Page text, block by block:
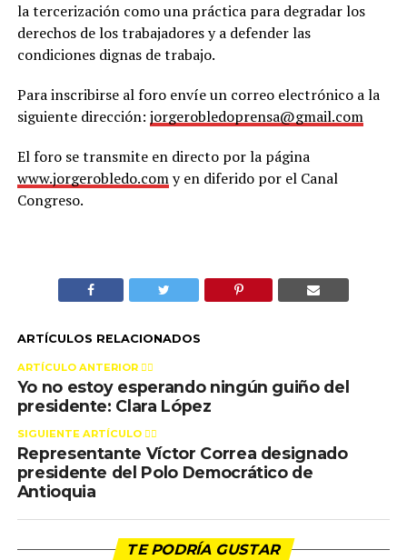
la tercerización como una práctica para degradar los
derechos de los trabajadores y a defender las
condiciones dignas de trabajo.
Para inscribirse al foro envíe un correo electrónico a la
siguiente dirección: jorgerobledoprensa@gmail.com
El foro se transmite en directo por la página
www.jorgerobledo.comy en diferido por el Canal
Congreso.
ARTÍCULOS RELACIONADOS
ARTÍCULO ANTERIOR 👉🏻
Yo no estoy esperando ningún guiño del
presidente: Clara López
SIGUIENTE ARTÍCULO 👈🏻
Representante Víctor Correa designado
presidente del Polo Democrático de
Antioquia
TE PODRÍA GUSTAR